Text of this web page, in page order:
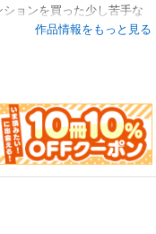
ョンを買った少し苦手な
りたい父親。なりたいも
の意味に気づいたとき、
です。
作品情報をもっと見る